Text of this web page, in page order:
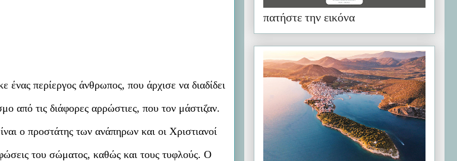
περίεργος άνθρωπος, που άρχισε να διαδίδει
από τις διάφορες αρρώστιες, που τον μάστιζαν.
ο προστάτης των ανάπηρων και οι Χριστιανοί
του σώματος, καθώς και τους τυφλούς. Ο
πατήστε την εικόνα